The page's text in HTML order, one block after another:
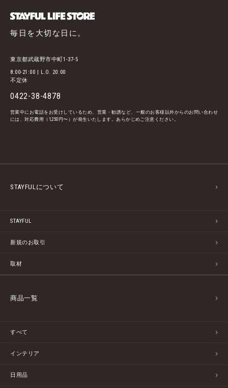
毎日を大切な日に。
東京都武蔵野市中町1-37-5
8:00-21:00 | L.O. 20:00
不定休
0422-38-4878
営業中にお電話をお受けしているため、営業・勧誘など、一般のお客様以外からのお問い合わせ
には、対応費用（1,250円〜）が発生いたします。あらかじめご注意ください。
STAYFULについて
STAYFUL
新規のお取引
取材
商品一覧
すべて
インテリア
日用品